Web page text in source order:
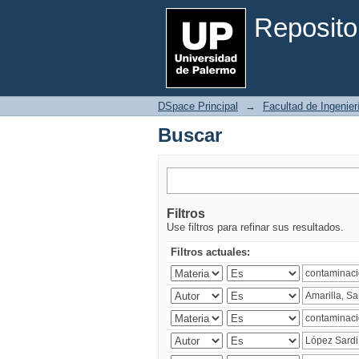
Buscar
DSpace Principal → Facultad de
Buscar
Filtros
Use filtros para refinar sus resultados.
Filtros actuales: